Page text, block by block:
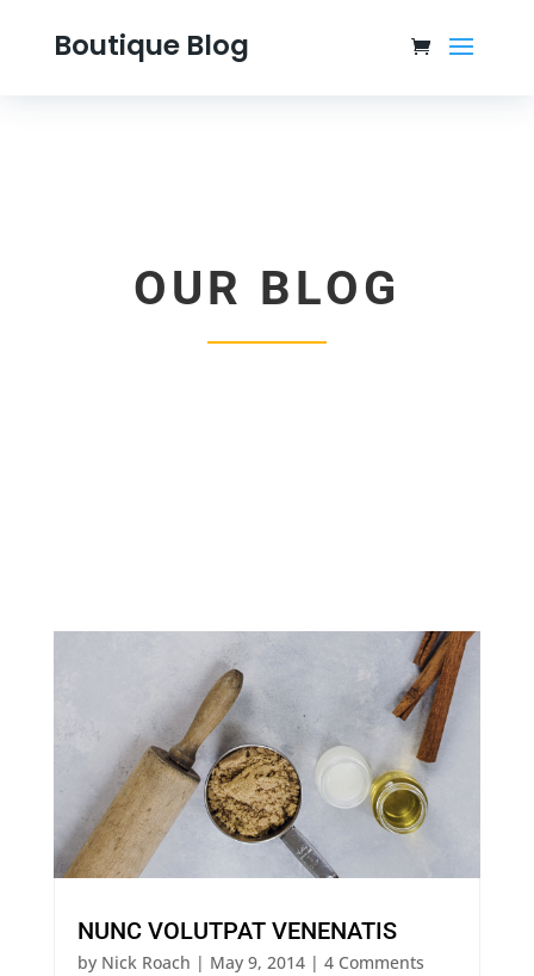
Boutique Blog
OUR BLOG
NUNC VOLUTPAT VENENATIS
by Nick Roach | May 9, 2014| 4 Comments